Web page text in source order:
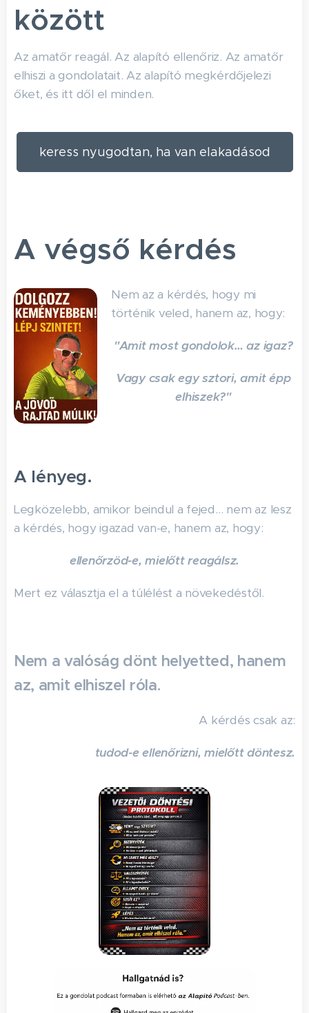
között
Az amatőr reagál. Az alapító ellenőriz. Az amatőr
elhiszi a gondolatait. Az alapító megkérdőjelezi
őket, és itt dől el minden.
keress nyugodtan, ha van elakadásod
A végső kérdés
Nem az a kérdés, hogy mi
történik veled, hanem az, hogy:
"Amit most gondolok… az igaz?
Vagy csak egy sztori, amit épp
elhiszek?"
A lényeg.
Legközelebb, amikor beindul a fejed… nem az lesz
a kérdés, hogy igazad van-e, hanem az, hogy:
ellenőrzöd-e, mielőtt reagálsz.
Mert ez választja el a túlélést a növekedéstől.
Nem a valóság dönt helyetted, hanem
az, amit elhiszel róla.
A kérdés csak az:
tudod-e ellenőrizni, mielőtt döntesz.